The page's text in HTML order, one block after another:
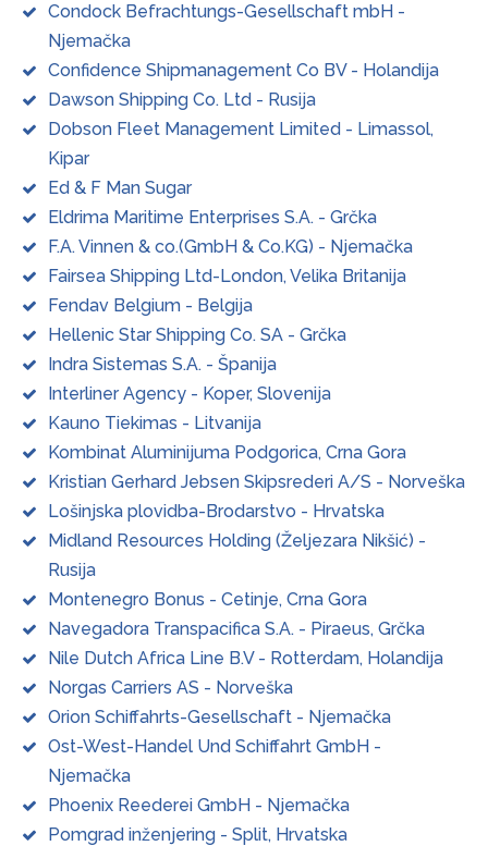
Condock Befrachtungs-Gesellschaft mbH -
Njemačka
Confidence Shipmanagement Co BV - Holandija
Dawson Shipping Co. Ltd - Rusija
Dobson Fleet Management Limited - Limassol,
Kipar
Ed & F Man Sugar
Eldrima Maritime Enterprises S.A. - Grčka
F.A. Vinnen & co.(GmbH & Co.KG) - Njemačka
Fairsea Shipping Ltd-London, Velika Britanija
Fendav Belgium - Belgija
Hellenic Star Shipping Co. SA - Grčka
Indra Sistemas S.A. - Španija
Interliner Agency - Koper, Slovenija
Kauno Tiekimas - Litvanija
Kombinat Aluminijuma Podgorica, Crna Gora
Kristian Gerhard Jebsen Skipsrederi A/S - Norveška
Lošinjska plovidba-Brodarstvo - Hrvatska
Midland Resources Holding (Željezara Nikšić) -
Rusija
Montenegro Bonus - Cetinje, Crna Gora
Navegadora Transpacifica S.A. - Piraeus, Grčka
Nile Dutch Africa Line B.V - Rotterdam, Holandija
Norgas Carriers AS - Norveška
Orion Schiffahrts-Gesellschaft - Njemačka
Ost-West-Handel Und Schiffahrt GmbH -
Njemačka
Phoenix Reederei GmbH - Njemačka
Pomgrad inženjering - Split, Hrvatska